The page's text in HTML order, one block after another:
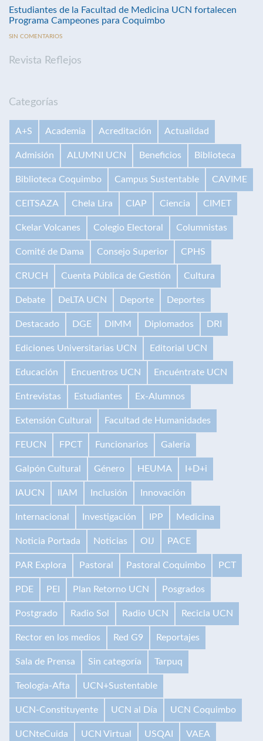
Estudiantes de la Facultad de Medicina UCN fortalecen
Programa Campeones para Coquimbo
SIN COMENTARIOS
Revista Reflejos
Categorías
A+S Academia Acreditación Actualidad
Admisión ALUMNI UCN Beneficios Biblioteca
Biblioteca Coquimbo Campus Sustentable CAVIME
CEITSAZA Chela Lira CIAP Ciencia CIMET
Ckelar Volcanes Colegio Electoral Columnistas
Comité de Dama Consejo Superior CPHS
CRUCH Cuenta Pública de Gestión Cultura
Debate DeLTA UCN Deporte Deportes
Destacado DGE DIMM Diplomados DRI
Ediciones Universitarias UCN Editorial UCN
Educación Encuentros UCN Encuéntrate UCN
Entrevistas Estudiantes Ex-Alumnos
Extensión Cultural Facultad de Humanidades
FEUCN FPCT Funcionarios Galería
Galpón Cultural Género HEUMA I+D+i
IAUCN IIAM Inclusión Innovación
Internacional Investigación IPP Medicina
Noticia Portada Noticias OIJ PACE
PAR Explora Pastoral Pastoral Coquimbo PCT
PDE PEI Plan Retorno UCN Posgrados
Postgrado Radio Sol Radio UCN Recicla UCN
Rector en los medios Red G9 Reportajes
Sala de Prensa Sin categoría Tarpuq
Teología-Afta UCN+Sustentable
UCN-Constituyente UCN al Día UCN Coquimbo
UCNteCuida UCN Virtual USQAI VAEA